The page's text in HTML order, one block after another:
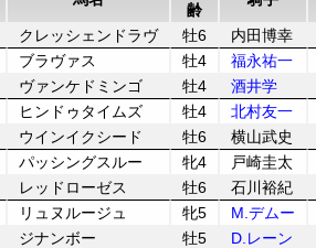
齢
クレッシェンドラヴ 牡6
内田博幸
ブラヴァス 牡4
福永祐一
ヴァンケドミンゴ 牡4
酒井学
ヒンドゥタイムズ 牡4
北村友一
ウインイクシード 牡6
横山武史
パッシングスルー 牝4
戸崎圭太
レッドローゼス 牡6
石川裕紀
リュヌルージュ 牝5
M.デムー
ジナンボー 牡5
D.レーン